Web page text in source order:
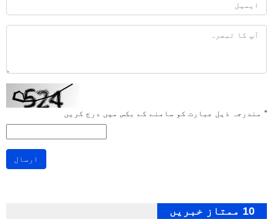
* مندرجہ ذیل عبارت کو سامنے کے بکس میں درج کریں
ارسال
10 ممتاز خبریں